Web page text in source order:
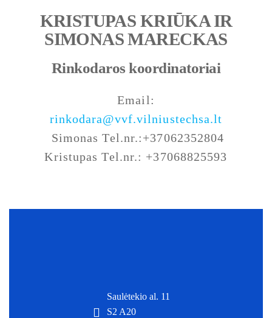
KRISTUPAS KRIŪKA IR
SIMONAS MARECKAS
Rinkodaroskoordinatoriai
Email:
rinkodara@vvf.vilniustechsa.lt
Simonas Tel.nr.:+37062352804
Kristupas Tel.nr.: +37068825593
Saulėtekio al. 11
S2 A20